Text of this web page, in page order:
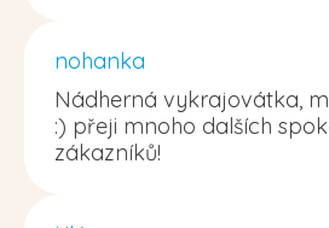
nohanka
Nádherná vykrajovátka,
:) přeji mnoho dalších
zákazníků!